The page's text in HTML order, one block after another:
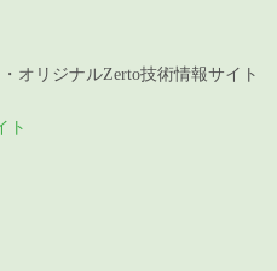
オリジナルZerto技術情報サイト
ト